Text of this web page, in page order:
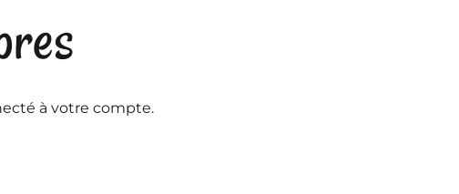
à votre compte.